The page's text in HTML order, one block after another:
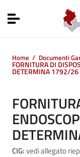
Vai al menu di
Toggle navigation
Home / Documenti
FORNITURA DI
DETERMINA 1792/26
CIG:vedi allegato